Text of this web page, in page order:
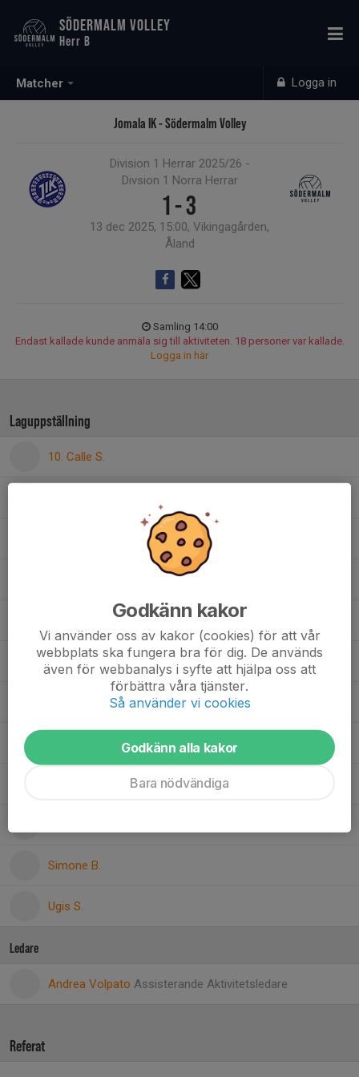
Matcher Logga in
SÖDERMALM VOLLEY
Herr B
Jomala IK - Södermalm Volley
Division 1 Herrar 2025/26 -
Divsion 1 Norra Herrar
1 - 3
13 dec 2025, 15:00, Vikingagården,
Åland
Samling 14:00
Endast kallade kunde anmäla sig till aktiviteten. 18 personer var kallade.
Logga in här
Laguppställning
10. Calle S.
Jonas W.
Simone B.
Ugis S.
Ledare
Andrea Volpato Assisterande Aktivitetsledare
Referat
Godkänn kakor
Vi använder oss av kakor (cookies) för att vår
webbplats ska fungera bra för dig. De används
även för webbanalys i syfte att hjälpa oss att
förbättra våra tjänster.
Så använder vi cookies
Godkänn alla kakor
Bara nödvändiga